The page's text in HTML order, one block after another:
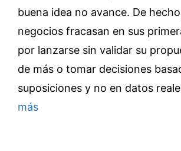
buena idea no avance. De
negocios fracasan en sus
por lanzarse sin validar su
de más o tomar decisiones
suposiciones y no en datos
más